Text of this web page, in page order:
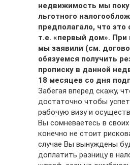
недвижимость мы
льготного
предполагало, что
т.е. «первый дом». При
мы заявили (см.
обязуемся получить
прописку в данной
18 месяцев со дня
Забегая вперед скажу,
достаточно чтобы
рабочую визу и
Вы сомневаетесь в
конечно не стоит
случае Вы вынуждены
доплатить разницу в